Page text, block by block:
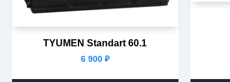
TYUMEN Standart 60.1
6 900 ₽